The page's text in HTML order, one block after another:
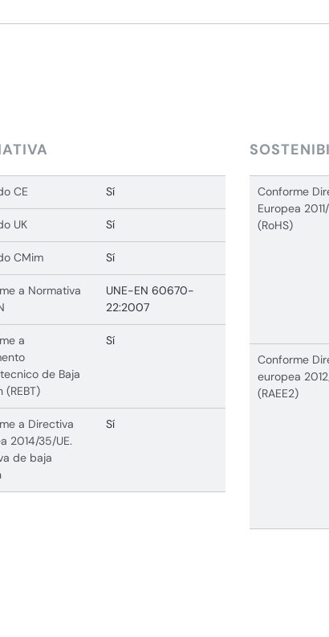
CE Sí
UK Sí
CMim Sí
a Normativa
UNE-EN 60670-
22:2007
a
de Baja
(REBT)
Sí
a Directiva
2014/35/UE.
de baja
Sí
Conforme
Europea
(RoHS)
Conforme
europea
(RAEE2)